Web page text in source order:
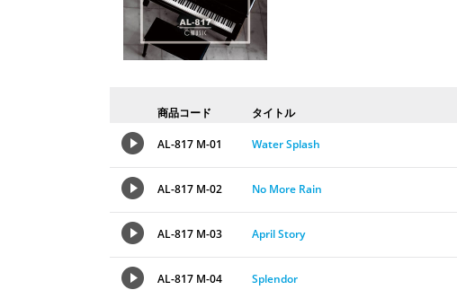
商品コード タイトル
AL-817 M-01 Water Splash
AL-817 M-02 No More Rain
AL-817 M-03 April Story
AL-817 M-04 Splendor